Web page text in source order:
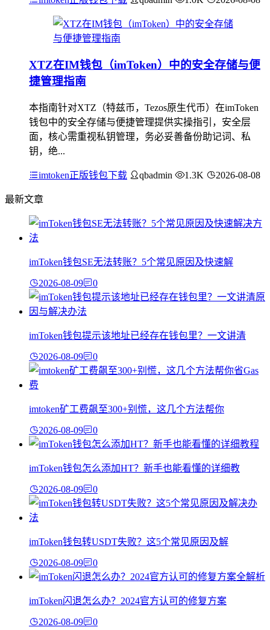
XTZ在IM钱包（imToken）中的安全存储与便
捷管理指南
本指南针对XTZ（特兹币，Tezos原生代币）在imToken
钱包中的安全存储与便捷管理提供实操指引，安全层
面，核心需重视私钥管理，务必妥善备份助记词、私
钥，绝...
imtoken正版钱包下载 qbadmin 1.3K 2026-08-08
最新文章
imToken钱包SE无法转账？5个常见原因及快速解
2026-08-09 0
imToken钱包提示该地址已经存在钱包里？一文讲清
2026-08-09 0
imtoken矿工费飙至300+别慌，这几个方法帮你
2026-08-09 0
imToken钱包怎么添加HT？新手也能看懂的详细教
2026-08-09 0
imToken钱包转USDT失败？这5个常见原因及解
2026-08-09 0
imToken闪退怎么办？2024官方认可的修复方案
2026-08-09 0